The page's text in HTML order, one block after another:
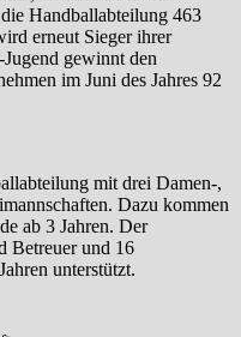
Handballabteilung 463
erneut Sieger ihrer
gewinnt den
im Juni des Jahres 92
mit drei Damen-,
Dazu kommen
ab 3 Jahren. Der
Betreuer und 16
unterstützt.